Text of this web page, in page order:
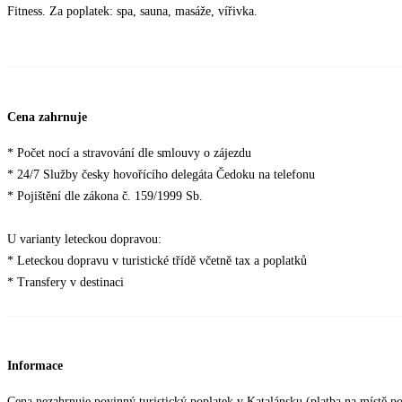
Fitness. Za poplatek: spa, sauna, masáže, vířivka.
Cena zahrnuje
* Počet nocí a stravování dle smlouvy o zájezdu
* 24/7 Služby česky hovořícího delegáta Čedoku na telefonu
* Pojištění dle zákona č. 159/1999 Sb.
U varianty leteckou dopravou:
* Leteckou dopravu v turistické třídě včetně tax a poplatků
* Transfery v destinaci
Informace